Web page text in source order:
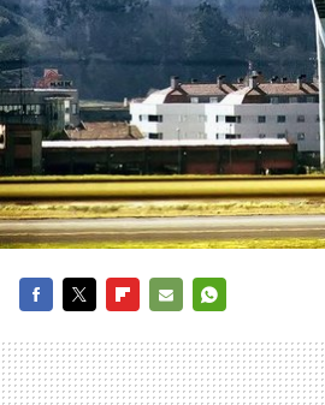
MAIL